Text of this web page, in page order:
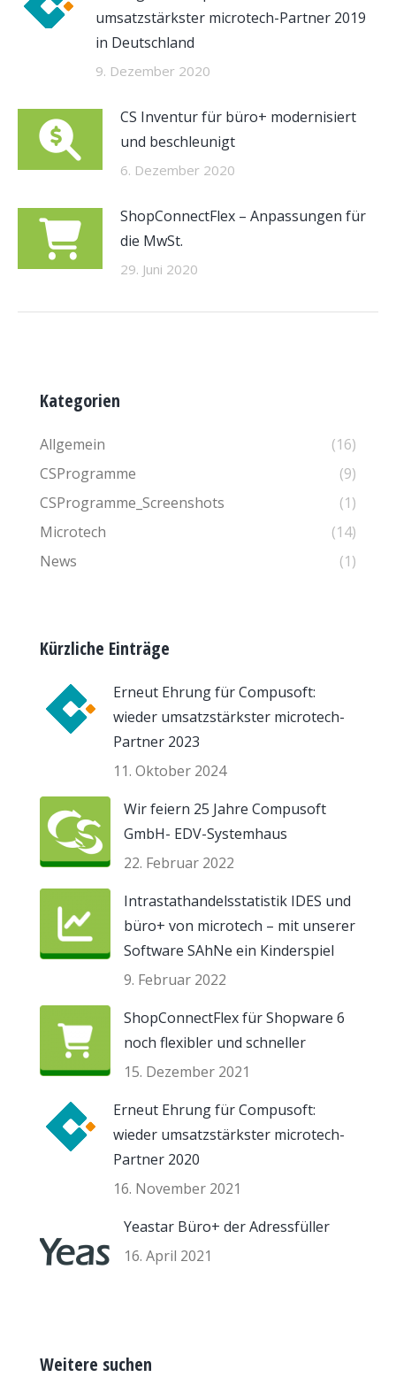
umsatzstärkster microtech-Partner 2019
in Deutschland
9. Dezember 2020
CS Inventur für büro+ modernisiert
und beschleunigt
6. Dezember 2020
ShopConnectFlex – Anpassungen für
die MwSt.
29. Juni 2020
Kategorien
Allgemein
(16)
CSProgramme
(9)
CSProgramme_Screenshots
(1)
Microtech
(14)
News
(1)
Kürzliche Einträge
Erneut Ehrung für Compusoft:
wieder umsatzstärkster microtech-
Partner 2023
11. Oktober 2024
Wir feiern 25 Jahre Compusoft
GmbH- EDV-Systemhaus
22. Februar 2022
Intrastathandelsstatistik IDES und
büro+ von microtech – mit unserer
Software SAhNe ein Kinderspiel
9. Februar 2022
ShopConnectFlex für Shopware 6
noch flexibler und schneller
15. Dezember 2021
Erneut Ehrung für Compusoft:
wieder umsatzstärkster microtech-
Partner 2020
16. November 2021
Yeastar Büro+ der Adressfüller
16. April 2021
Weitere suchen